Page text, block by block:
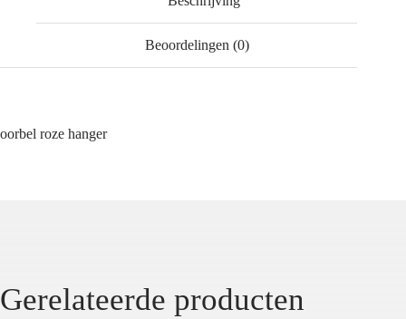
Beoordelingen (0)
oorbel roze hanger
Gerelateerde producten